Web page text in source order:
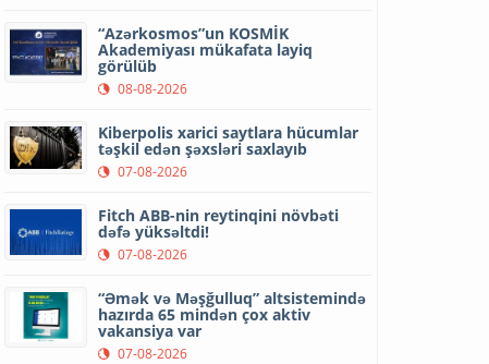
“Azərkosmos”un KOSMİK
Akademiyası mükafata layiq
görülüb
08-08-2026
Kiberpolis xarici saytlara hücumlar
təşkil edən şəxsləri saxlayıb
07-08-2026
Fitch ABB-nin reytinqini növbəti
dəfə yüksəltdi!
07-08-2026
“Əmək və Məşğulluq” altsistemində
hazırda 65 mindən çox aktiv
vakansiya var
07-08-2026